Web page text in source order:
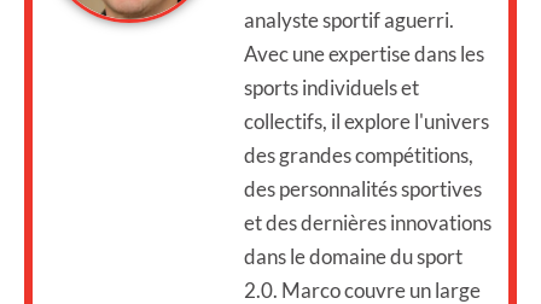
analyste sportif aguerri.
Avec une expertise dans les
sports individuels et
collectifs, il explore l'univers
des grandes compétitions,
des personnalités sportives
et des dernières innovations
dans le domaine du sport
2.0. Marco couvre un large